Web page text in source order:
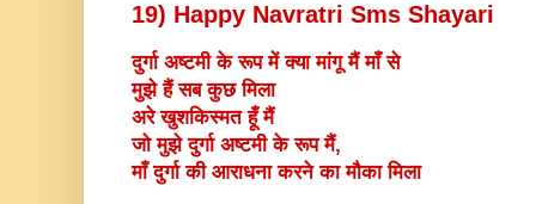
19) Happy Navratri Sms Shayari
दुर्गा अष्टमी के रूप में क्या मांगू मैं माँ से
मुझे हैं सब कुछ मिला
अरे खुशकिस्मत हूँ मैं
जो मुझे दुर्गा अष्टमी के रूप मैं,
माँ दुर्गा की आराधना करने का मौका मिला